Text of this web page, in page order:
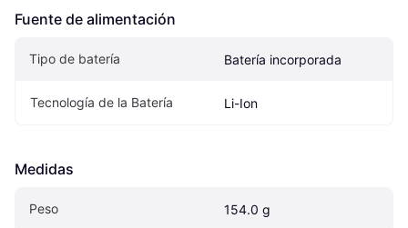
Fuente de alimentación
Tipo de batería Batería incorporada
Tecnología de la Batería Li-Ion
Medidas
Peso 154.0 g